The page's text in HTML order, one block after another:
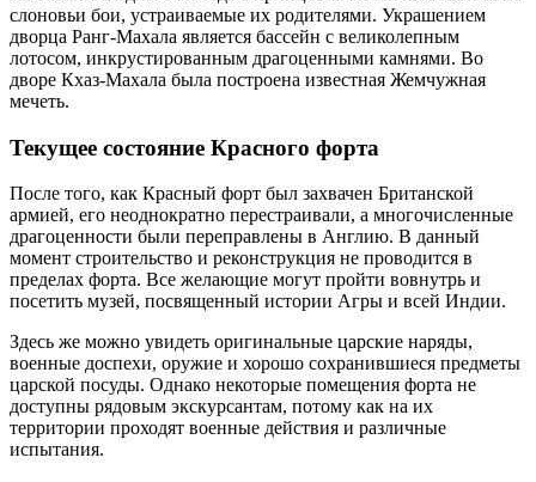
слоновьи бои, устраиваемые их родителями. Украшением
дворца Ранг-Махала является бассейн с великолепным
лотосом, инкрустированным драгоценными камнями. Во
дворе Кхаз-Махала была построена известная Жемчужная
мечеть.
Текущее состояние Красного форта
После того, как Красный форт был захвачен Британской
армией, его неоднократно перестраивали, а многочисленные
драгоценности были переправлены в Англию. В данный
момент строительство и реконструкция не проводится в
пределах форта. Все желающие могут пройти вовнутрь и
посетить музей, посвященный истории Агры и всей Индии.
Здесь же можно увидеть оригинальные царские наряды,
военные доспехи, оружие и хорошо сохранившиеся предметы
царской посуды. Однако некоторые помещения форта не
доступны рядовым экскурсантам, потому как на их
территории проходят военные действия и различные
испытания.